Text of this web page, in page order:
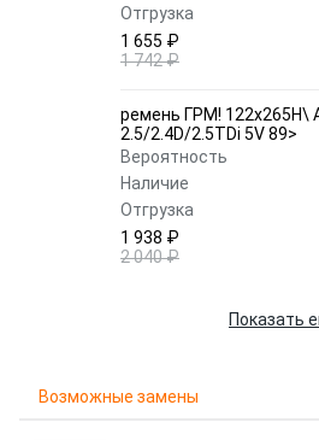
Отгрузка
1 655 ₽
1 742 ₽
ремень ГРМ! 122x265H\
2.5/2.4D/2.5TDi 5V 89>
Вероятность
Наличие
Отгрузка
1 938 ₽
2 040 ₽
Показать
Возможные замены